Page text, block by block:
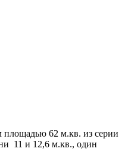
62 м.кв. из серии
11 и 12,6 м.кв., один